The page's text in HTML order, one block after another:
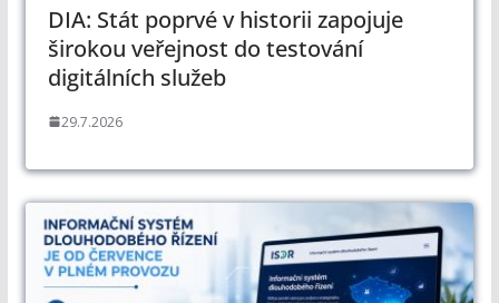
DIA: Stát poprvé v historii zapojuje
širokou veřejnost do testování
digitálních služeb
29.7.2026